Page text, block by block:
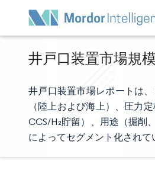
井戸口装置市場規
井戸口装置市場レポートは
（陸上および海上）、圧力
CCS/H₂貯留）、用途（掘削
によってセグメント化されて